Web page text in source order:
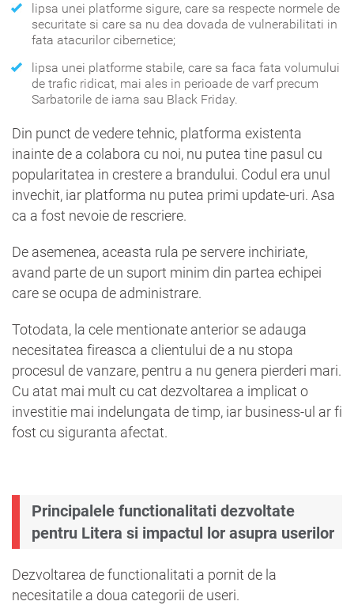
lipsa unei platforme sigure, care sa respecte normele de
securitate si care sa nu dea dovada de vulnerabilitati in
fata atacurilor cibernetice;
lipsa unei platforme stabile, care sa faca fata volumului
de trafic ridicat, mai ales in perioade de varf precum
Sarbatorile de iarna sau Black Friday.
Din punct de vedere tehnic, platforma existenta
inainte de a colabora cu noi, nu putea tine pasul cu
popularitatea in crestere a brandului. Codul era unul
invechit, iar platforma nu putea primi update-uri. Asa
ca a fost nevoie de rescriere.
De asemenea, aceasta rula pe servere inchiriate,
avand parte de un suport minim din partea echipei
care se ocupa de administrare.
Totodata, la cele mentionate anterior se adauga
necesitatea fireasca a clientului de a nu stopa
procesul de vanzare, pentru a nu genera pierderi mari.
Cu atat mai mult cu cat dezvoltarea a implicat o
investitie mai indelungata de timp, iar business-ul ar fi
fost cu siguranta afectat.
Principalele functionalitati dezvoltate
pentru Litera si impactul lor asupra userilor
Dezvoltarea de functionalitati a pornit de la
necesitatile a doua categorii de useri.